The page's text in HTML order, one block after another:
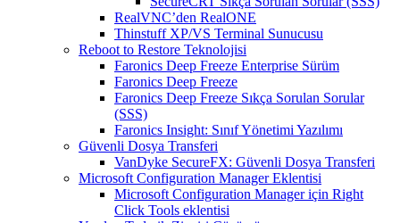
RealVNC’den RealONE
Thinstuff XP/VS Terminal Sunucusu
Reboot to Restore Teknolojisi
Faronics Deep Freeze Enterprise Sürüm
Faronics Deep Freeze
Faronics Deep Freeze Sıkça Sorulan Sorular
(SSS)
Faronics Insight: Sınıf Yönetimi Yazılımı
Güvenli Dosya Transferi
VanDyke SecureFX: Güvenli Dosya Transferi
Microsoft Configuration Manager Eklentisi
Microsoft Configuration Manager için Right
Click Tools eklentisi